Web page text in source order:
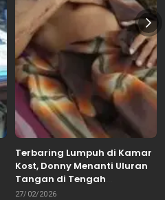
Terbaring Lumpuh di Kamar
Kost, Donny Menanti Uluran
Tangan di Tengah
Keterbatasan
27/02/2026